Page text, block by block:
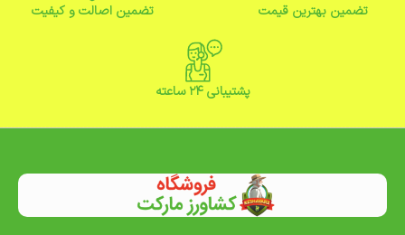
تضمین بهترین قیمت تضمین اصالت و کیفیت
پشتیبانی ۲۴ ساعته